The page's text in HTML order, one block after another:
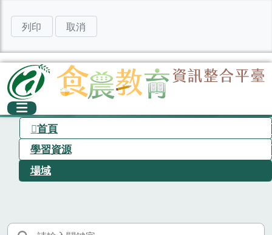
列印 取消
首頁
學習資源
場域